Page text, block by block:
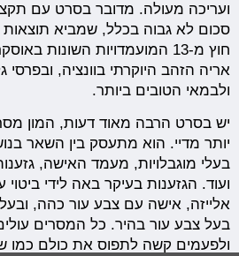
סכום לא גבוה בכלל, שמביא
חוץ מ-13 המועמדויות השונות
אריה הזהב היוקרתי בוונציה, ובפרסי
ולבמאי הטובים ביותר.
יש בסרט הרבה מאוד דעות, המון
יותר מדיי. הוא מתעסק בין השאר
בעלי מוגבלויות, מעמד האישה,
ועוד. הגזענות בעיקר באה לידי
אלייזה, אישה עם צבע עור כהה,
בעל צבע עור בהיר. כל המסרים
ולפעמים קשה לתפוס את כולם כמו